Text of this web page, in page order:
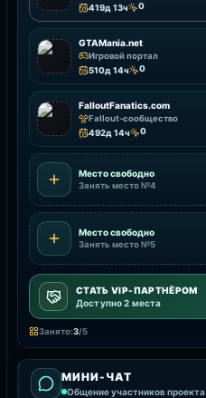
419д 13ч
0
GTAMania.net
Игровой портал
510д 14ч
0
FalloutFanatics.com
Fallout-сообщество
492д 14ч
0
Место свободно
Занять место №4
Место свободно
Занять место №5
СТАТЬ VIP-ПАРТНЁРОМ
Доступно 2 места
Занято:3/5
МИНИ-ЧАТ
Общение участников проекта